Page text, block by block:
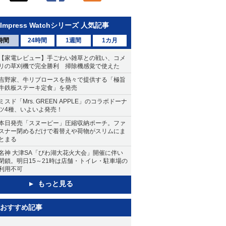
Impress Watchシリーズ 人気記事
間 24時間 1週間 1カ月
家電レビュー】手ごわい雑草との戦い、コメ
の草刈機で完全勝利 掃除機感覚で使えた
野家、牛リブロースを熱々で提供する「極旨
鉄板ステーキ定食」を発売
スド「Mrs. GREEN APPLE」のコラボドーナ
4種、いよいよ発売！
日発売「スヌーピー」圧縮収納ポーチ。ファ
ナー閉めるだけで着替えや荷物がスリムにま
まる
神 大津SA「びわ湖大花火大会」開催に伴い
鎖。明日15～21時は店舗・トイレ・駐車場の
用不可
もっと見る
おすすめ記事